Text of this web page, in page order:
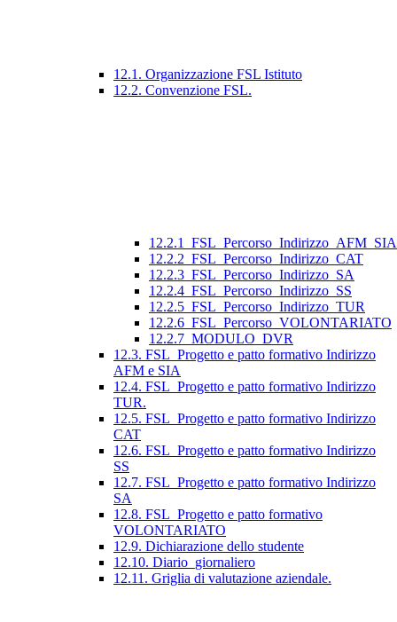
12.1. Organizzazione FSL Istituto
12.2. Convenzione FSL.
12.2.1_FSL_Percorso_Indirizzo_AFM_SIA
12.2.2_FSL_Percorso_Indirizzo_CAT
12.2.3_FSL_Percorso_Indirizzo_SA
12.2.4_FSL_Percorso_Indirizzo_SS
12.2.5_FSL_Percorso_Indirizzo_TUR
12.2.6_FSL_Percorso_VOLONTARIATO
12.2.7_MODULO_DVR
12.3. FSL_Progetto e patto formativo Indirizzo
AFM e SIA
12.4. FSL_Progetto e patto formativo Indirizzo
TUR.
12.5. FSL_Progetto e patto formativo Indirizzo
CAT
12.6. FSL_Progetto e patto formativo Indirizzo
SS
12.7. FSL_Progetto e patto formativo Indirizzo
SA
12.8. FSL_Progetto e patto formativo
VOLONTARIATO
12.9. Dichiarazione dello studente
12.10. Diario_giornaliero
12.11. Griglia di valutazione aziendale.